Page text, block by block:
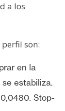
a los
son:
en la
estabiliza.
Stop-